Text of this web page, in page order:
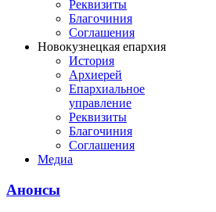
Реквизиты
Благочиния
Соглашения
Новокузнецкая епархия
История
Архиерей
Епархиальное
управление
Реквизиты
Благочиния
Соглашения
Медиа
Анонсы